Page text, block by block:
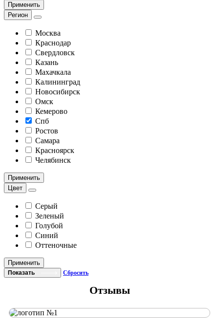
Применить
Регион
Москва
Краснодар
Свердловск
Казань
Махачкала
Калининград
Новосибирск
Омск
Кемерово
Спб
Ростов
Самара
Красноярск
Челябинск
Применить
Цвет
Серый
Зеленый
Голубой
Синий
Оттеночные
Применить
Показать Сбросить
Отзывы